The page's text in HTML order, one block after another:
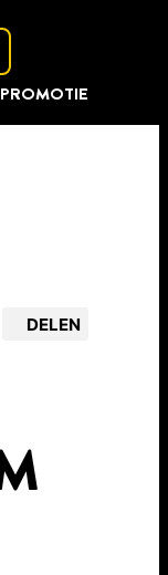
PROMOTIE
DELEN